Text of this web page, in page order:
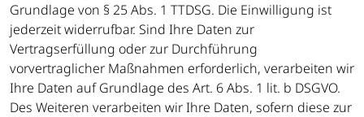
Grundlage von § 25 Abs. 1 TTDSG. Die Einwilligung ist
jederzeit widerrufbar. Sind Ihre Daten zur
Vertragserfüllung oder zur Durchführung
vorvertraglicher Maßnahmen erforderlich, verarbeiten wir
Ihre Daten auf Grundlage des Art. 6 Abs. 1 lit. b DSGVO.
Des Weiteren verarbeiten wir Ihre Daten, sofern diese zur